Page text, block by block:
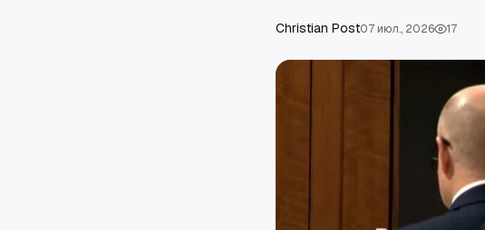
Сhristian Post07 июл., 2026 17